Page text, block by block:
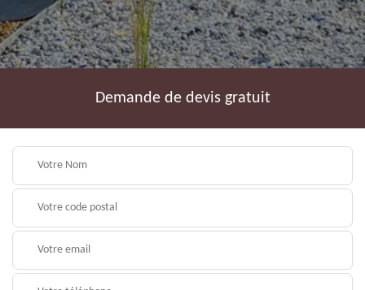
Demande de devis gratuit